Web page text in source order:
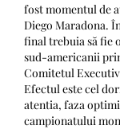
fost momentul de
Diego Maradona.
final trebuia să fie
sud-americanii
Comitetul Executiv
Efectul este cel
atentia, faza
campionatului